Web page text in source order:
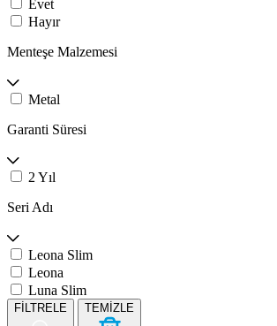
Evet
Hayır
Menteşe Malzemesi
Metal
Garanti Süresi
2 Yıl
Seri Adı
Leona Slim
Leona
Luna Slim
FİLTRELE TEMİZLE